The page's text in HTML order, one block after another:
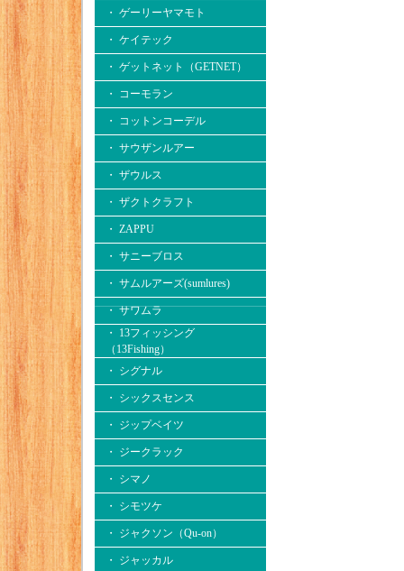
・ ゲーリーヤマモト
・ ケイテック
・ ゲットネット（GETNET）
・ コーモラン
・ コットンコーデル
・ サウザンルアー
・ ザウルス
・ ザクトクラフト
・ ZAPPU
・ サニーブロス
・ サムルアーズ(sumlures)
・ サワムラ
・ 13フィッシング
（13Fishing）
・ シグナル
・ シックスセンス
・ ジップベイツ
・ ジークラック
・ シマノ
・ シモツケ
・ ジャクソン（Qu-on）
・ ジャッカル